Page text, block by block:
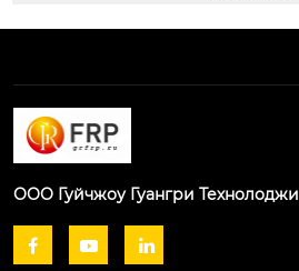
ООО Гуйчжоу Гуангри Технолоджи
  